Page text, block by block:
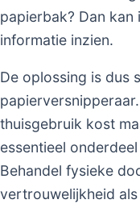
papierbak? Dan
informatie inzien.
De oplossing is dus
thuisgebruik kost
essentieel
Behandel fysieke
vertrouwelijkheid